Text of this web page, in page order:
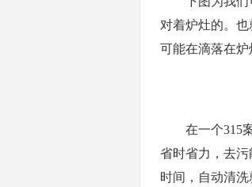
对着炉灶的。
可能在滴落在
在一个315案
省时省力，去
时间，自动清